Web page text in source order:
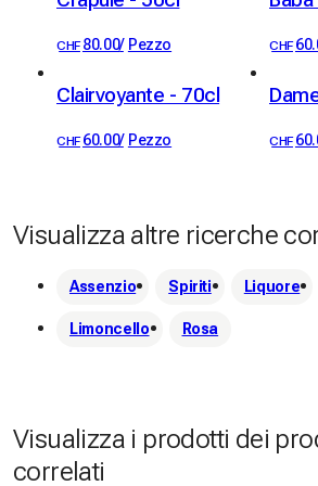
CHF 80.00/ Pezzo CHF
Clairvoyante - 70cl
CHF 60.00/ Pezzo CHF
Visualizza altre ricerche
Assenzio Spiriti Liquore
Limoncello Rosa
Visualizza i prodotti dei
correlati